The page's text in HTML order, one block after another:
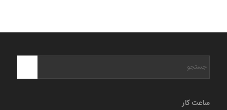
ساعت کار